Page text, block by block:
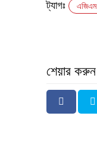
ট্যাগঃ এজিএম
শেয়ার করুন